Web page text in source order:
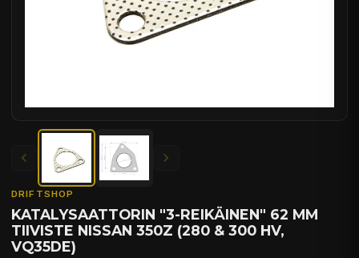
DRIFTSHOP
KATALYSAATTORIN "3-REIKÄINEN" 62 MM
TIIVISTE NISSAN 350Z (280 & 300 HV,
VQ35DE)